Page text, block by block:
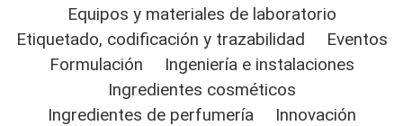
Equipos y materiales de laboratorio
Etiquetado, codificación y trazabilidad
Eventos
Formulación
Ingeniería e instalaciones
Ingredientes cosméticos
Ingredientes de perfumería
Innovación